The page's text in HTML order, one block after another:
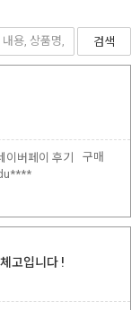
검색
구매
고입니다 !